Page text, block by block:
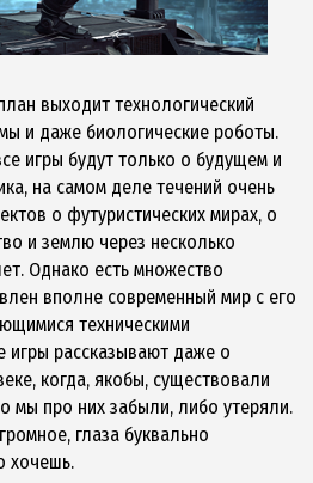
выходит технологический
и даже биологические роботы.
игры будут только о будущем и
на самом деле течений очень
о футуристических мирах, о
и землю через несколько
Однако есть множество
вполне современный мир с его
техническими
игры рассказывают даже о
когда, якобы, существовали
мы про них забыли, либо утеряли.
глаза буквально
хочешь.